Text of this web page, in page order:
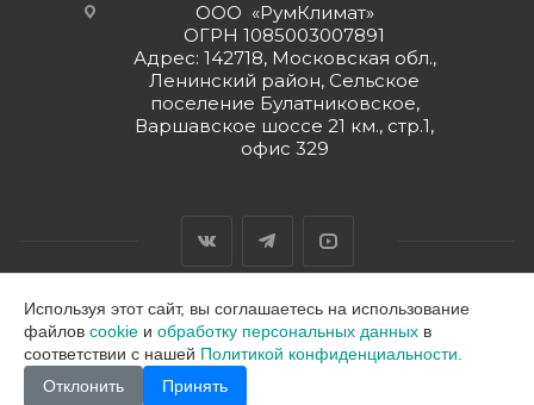
ООО «РумКлимат»
ОГРН 1085003007891
Адрес: 142718, Московская обл.,
Ленинский район, Сельское
поселение Булатниковское,
Варшавское шоссе 21 км., стр.1,
офис 329
2026 © ООО "РумКлимат"
Используя этот сайт, вы соглашаетесь на использование
файлов cookie и обработку персональных данных в
соответствии с нашей Политикой конфиденциальности.
Отклонить
Принять